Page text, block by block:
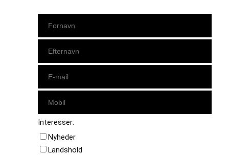
Interesser:
Nyheder
Landshold